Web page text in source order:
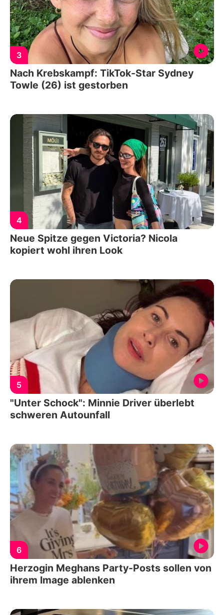
3
Nach Krebskampf: TikTok-Star Sydney
Towle (26) ist gestorben
4
Neue Spitze gegen Victoria? Nicola
kopiert wohl ihren Look
5
"Unter Schock": Minnie Driver überlebt
schweren Autounfall
6
Herzogin Meghans Party-Posts sollen von
ihrem Image ablenken